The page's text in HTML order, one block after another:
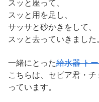
スッと座って、
スッと用を足し、
サッサと砂かきをして、
スッと去っていきました
一緒にとった給水器 ト
こちらは、セピア君・
っています。